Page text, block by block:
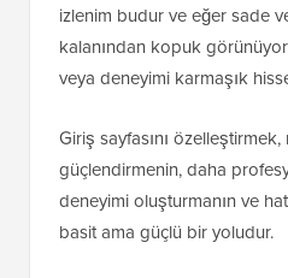
izlenim budur ve eğer sade
kalanından kopuk
veya deneyimi karmaşık
Giriş sayfasını özelleştirmek,
güçlendirmenin, daha
deneyimi oluşturmanın ve
basit ama güçlü bir yoludur.